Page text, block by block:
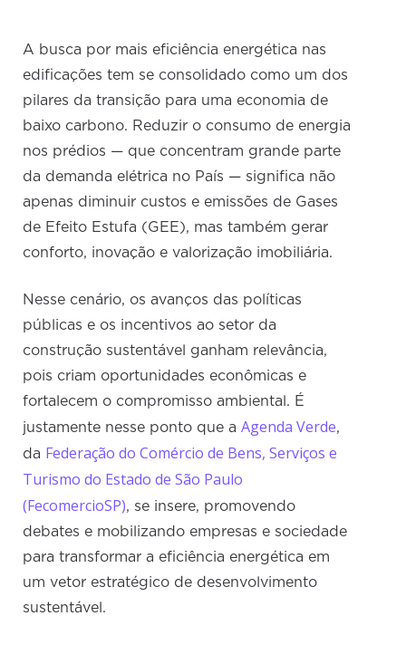
A busca por mais eficiência energética nas
edificações tem se consolidado como um dos
pilares da transição para uma economia de
baixo carbono. Reduzir o consumo de energia
nos prédios — que concentram grande parte
da demanda elétrica no País — significa não
apenas diminuir custos e emissões de Gases
de Efeito Estufa (GEE), mas também gerar
conforto, inovação e valorização imobiliária.
Nesse cenário, os avanços das políticas
públicas e os incentivos ao setor da
construção sustentável ganham relevância,
pois criam oportunidades econômicas e
fortalecem o compromisso ambiental. É
justamente nesse ponto que aAgenda Verde,
da Federação do Comércio de Bens, Serviços e
Turismo do Estado de São Paulo
(FecomercioSP), se insere, promovendo
debates e mobilizando empresas e sociedade
para transformar a eficiência energética em
um vetor estratégico de desenvolvimento
sustentável.